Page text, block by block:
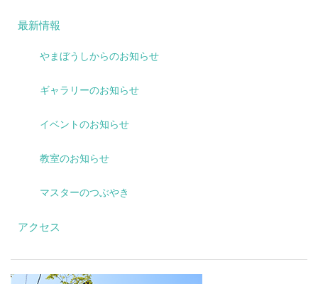
最新情報
やまぼうしからのお知らせ
ギャラリーのお知らせ
イベントのお知らせ
教室のお知らせ
マスターのつぶやき
アクセス